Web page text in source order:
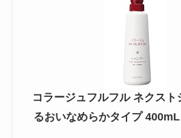
コラージュフルフル ネクスト
るおいなめらかタイプ